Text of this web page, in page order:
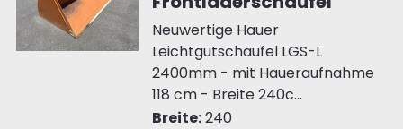
Neuwertige Hauer
Leichtgutschaufel LGS-L
2400mm - mit Haueraufnahme
118 cm - Breite 240c...
Breite:240